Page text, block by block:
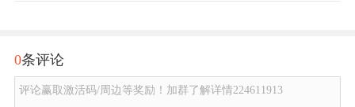
0条评论
评论赢取激活码/周边等奖励！加群了解详情224611913